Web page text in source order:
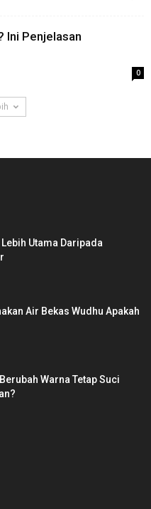
Ini Penjelasan
0
Utama Daripada
Air Bekas Wudhu Apakah
Warna Tetap Suci